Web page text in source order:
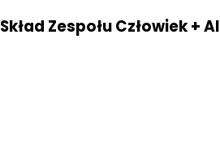
Skład Zespołu Człowiek + AI